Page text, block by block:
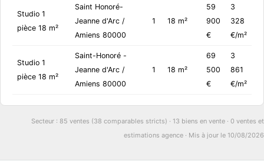
Studio 1
pièce 18 m²
Saint Honoré-
Jeanne d'Arc /
Amiens 80000
1 18 m²
59
900
€
3
328
€/m²
Studio 1
pièce 18 m²
Saint-Honoré -
Jeanne d'Arc /
Amiens 80000
1 18 m²
69
500
€
3
861
€/m²
Secteur : 85 ventes (38 comparables stricts) · 13 biens en vente · 0 ventes et
estimations agence · Mis à jour le 10/08/2026